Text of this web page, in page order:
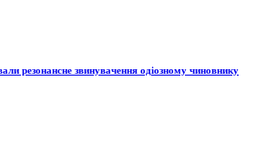
резонансне звинувачення одіозному чиновнику